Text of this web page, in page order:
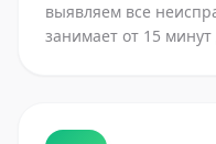
выявляем все
занимает от 15 минут